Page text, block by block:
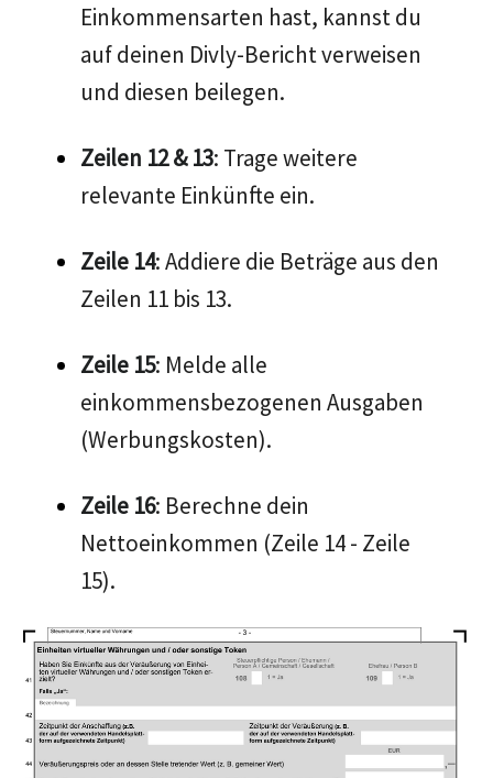
Einkommensarten hast, kannst du
auf deinen Divly-Bericht verweisen
und diesen beilegen.
Zeilen 12 & 13: Trage weitere
relevante Einkünfte ein.
Zeile 14: Addiere die Beträge aus den
Zeilen 11 bis 13.
Zeile 15: Melde alle
einkommensbezogenen Ausgaben
(Werbungskosten).
Zeile 16: Berechne dein
Nettoeinkommen (Zeile 14 - Zeile
15).